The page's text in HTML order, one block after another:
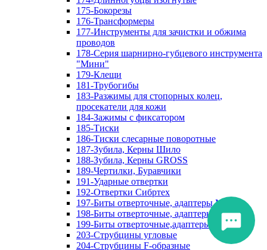
175-Бокорезы
176-Трансформеры
177-Инструменты для зачистки и обжима
проводов
178-Серия шарнирно-губцевого инструмента
"Мини"
179-Клещи
181-Трубогибы
183-Разжимы для стопорных колец,
просекатели для кожи
184-Зажимы с фиксатором
185-Тиски
186-Тиски слесарные поворотные
187-Зубила, Керны Шило
188-Зубила, Керны GROSS
189-Чертилки, Буравчики
191-Ударные отвертки
192-Отвертки Сибртех
197-Биты отверточные, адаптеры Matrix
198-Биты отверточные, адаптеры Прочие
199-Биты отверточные,адаптеры Сибртех
203-Струбцины угловые
204-Струбцины F-образные